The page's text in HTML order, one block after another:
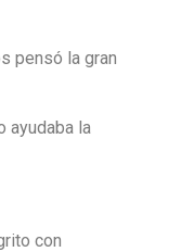
pensó la gran
ayudaba la
con